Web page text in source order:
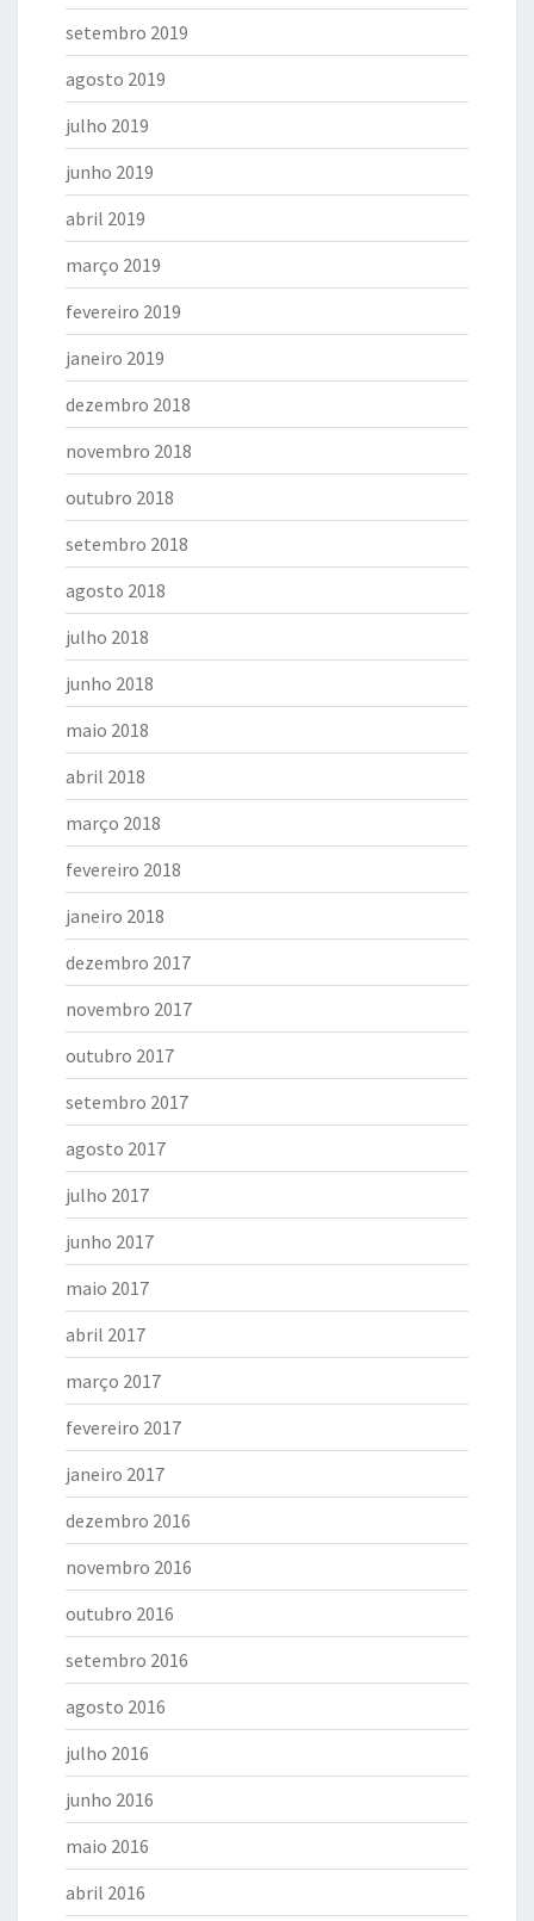
setembro 2019
agosto 2019
julho 2019
junho 2019
abril 2019
março 2019
fevereiro 2019
janeiro 2019
dezembro 2018
novembro 2018
outubro 2018
setembro 2018
agosto 2018
julho 2018
junho 2018
maio 2018
abril 2018
março 2018
fevereiro 2018
janeiro 2018
dezembro 2017
novembro 2017
outubro 2017
setembro 2017
agosto 2017
julho 2017
junho 2017
maio 2017
abril 2017
março 2017
fevereiro 2017
janeiro 2017
dezembro 2016
novembro 2016
outubro 2016
setembro 2016
agosto 2016
julho 2016
junho 2016
maio 2016
abril 2016